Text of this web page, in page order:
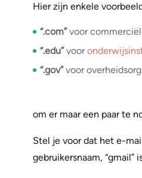
Hier zijn enkele
“.com”voor
“.edu”voor
“.gov”voor
om er maar een paar te
Stel je voor dat het e-
gebruikersnaam, “gmail”